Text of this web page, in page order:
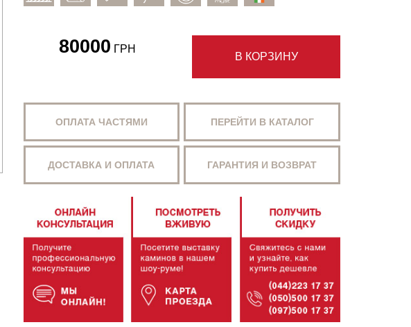
80000 ГРН
В КОРЗИНУ
ОПЛАТА ЧАСТЯМИ ПЕРЕЙТИ В КАТАЛОГ
ДОСТАВКА И ОПЛАТА ГАРАНТИЯ И ВОЗВРАТ